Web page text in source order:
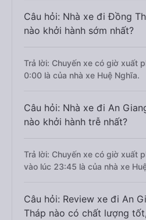
Câu hỏi: Nhà xe đi Đồng
nào khởi hành sớm nhất?
Trả lời: Chuyến xe có giờ xuất
0:00 là của nhà xe Huệ Nghĩa.
Câu hỏi: Nhà xe đi An
nào khởi hành trễ nhất?
Trả lời: Chuyến xe có giờ xuất
vào lúc 23:45 là của nhà xe
Câu hỏi: Review xe đi An
Tháp nào có chất lượng